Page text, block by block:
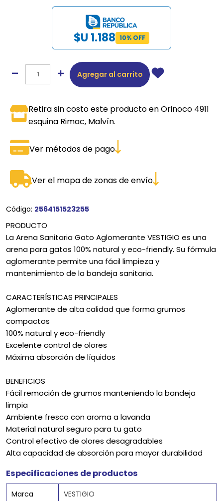
$U 1.188 10% OFF
Agregar al carrito
Retira sin costo este producto en Orinoco 4911
esquina Rimac, Malvín.
Ver métodos de pago
Ver el mapa de zonas de envío
Código: 2564151523255
PRODUCTO
La Arena Sanitaria Gato Aglomerante VESTIGIO es una
arena para gatos 100% natural y eco-friendly. Su fórmula
aglomerante permite una fácil limpieza y
mantenimiento de la bandeja sanitaria.
CARACTERÍSTICAS PRINCIPALES
Aglomerante de alta calidad que forma grumos
compactos
100% natural y eco-friendly
Excelente control de olores
Máxima absorción de líquidos
BENEFICIOS
Fácil remoción de grumos manteniendo la bandeja
limpia
Ambiente fresco con aroma a lavanda
Material natural seguro para tu gato
Control efectivo de olores desagradables
Alta capacidad de absorción para mayor durabilidad
Especificaciones de productos
Marca VESTIGIO